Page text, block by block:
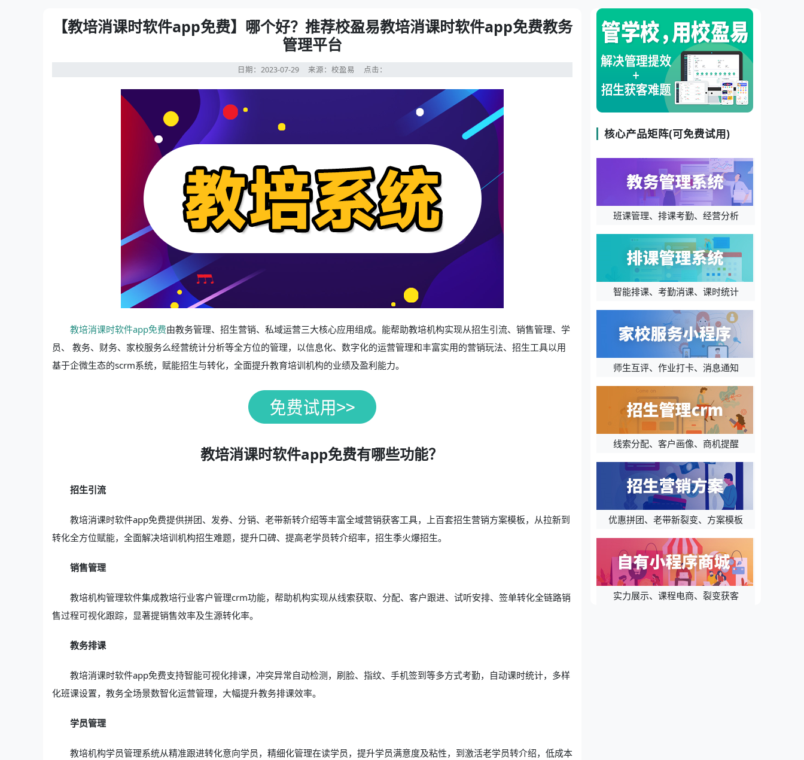
资讯详情：【教培消课时软件app免费】哪个好？推荐校盈易教培消课时软件app免费教务管理平台
【教培消课时软件app免费】哪个好？推荐校盈易教培消课时软件app免费教务
管理平台
日期：2023-07-29 来源：校盈易 点击：
教培消课时软件app免费由教务管理、招生营销、私域运营三大核心应用组成。能帮助教培机构实现从招生引流、销售管理、学
员、 教务、财务、家校服务么经营统计分析等全方位的管理，以信息化、数字化的运营管理和丰富实用的营销玩法、招生工具以用
基于企微生态的scrm系统，赋能招生与转化，全面提升教育培训机构的业绩及盈利能力。
教培消课时软件app免费有哪些功能？
招生引流
教培消课时软件app免费提供拼团、发券、分销、老带新转介绍等丰富全域营销获客工具，上百套招生营销方案模板，从拉新到
转化全方位赋能，全面解决培训机构招生难题，提升口碑、提高老学员转介绍率，招生季火爆招生。
销售管理
教培机构管理软件集成教培行业客户管理crm功能，帮助机构实现从线索获取、分配、客户跟进、试听安排、签单转化全链路销
售过程可视化跟踪，显著提销售效率及生源转化率。
教务排课
教培消课时软件app免费支持智能可视化排课，冲突异常自动检测，刷脸、指纹、手机签到等多方式考勤，自动课时统计，多样
化班课设置，教务全场景数智化运营管理，大幅提升教务排课效率。
学员管理
教培机构学员管理系统从精准跟进转化意向学员，精细化管理在读学员，提升学员满意度及粘性，到激活老学员转介绍，低成本
核心产品矩阵(可免费试用)
班课管理、排课考勤、经营分析
智能排课、考勤消课、课时统计
师生互评、作业打卡、消息通知
线索分配、客户画像、商机提醒
优惠拼团、老带新裂变、方案模板
实力展示、课程电商、裂变获客